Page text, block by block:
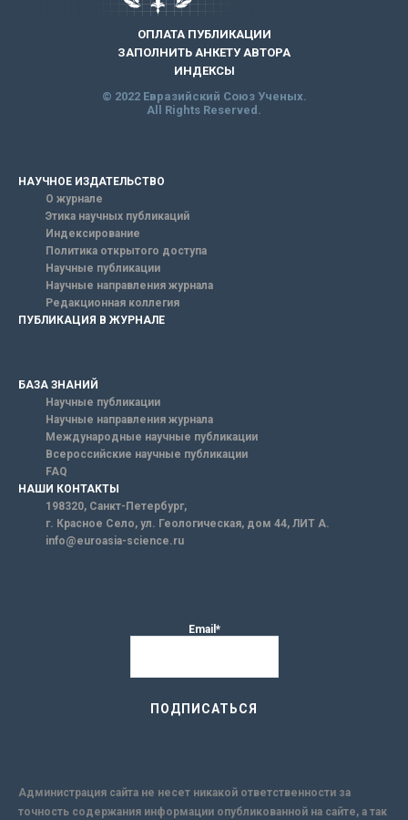
ОПЛАТА ПУБЛИКАЦИИ
ЗАПОЛНИТЬ АНКЕТУ АВТОРА
ИНДЕКСЫ
© 2022 Евразийский Союз Ученых.
All Rights Reserved.
НАУЧНОЕ ИЗДАТЕЛЬСТВО
О журнале
Этика научных публикаций
Индексирование
Политика открытого доступа
Научные публикации
Научные направления журнала
Редакционная коллегия
ПУБЛИКАЦИЯ В ЖУРНАЛЕ
БАЗА ЗНАНИЙ
Научные публикации
Научные направления журнала
Международные научные публикации
Всероссийские научные публикации
FAQ
НАШИ КОНТАКТЫ
198320, Санкт-Петербург,
г. Красное Село, ул. Геологическая, дом 44, ЛИТ А.
info@euroasia-science.ru
Email*
Администрация сайта не несет никакой ответственности за
точность содержания информации опубликованной на сайте, а так